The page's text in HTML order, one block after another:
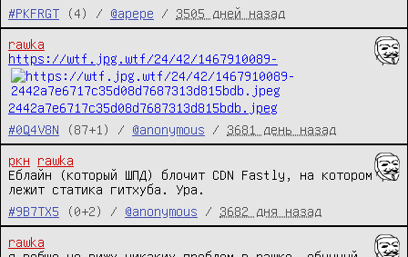
#PKFRGT
(4) / @apepe / 3505 дней назад
rawka
https://wtf.jpg.wtf/24/42/1467910089-
2442a7e6717c35d08d7687313d815bdb.jpeg
#0Q4V8N
(87+1) / @anonymous / 3681 день назад
ркн
rawka
Еблайн (который ШПД) блочит CDN Fastly, на котором
лежит статика гитхуба. Ура.
#9B7TX5
(0+2) / @anonymous / 3682 дня назад
rawka